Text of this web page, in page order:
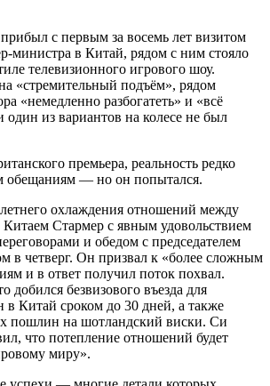
с первым за восемь лет визитом
министра в Китай, рядом с ним стояло
телевизионного игрового шоу.
«стремительный подъём», рядом
«немедленно разбогатеть» и «всё
один из вариантов на колесе не был
премьера, реальность редко
обещаниям — но он попытался.
охлаждения отношений между
Стармер с явным удовольствием
и обедом с председателем
четверг. Он призвал к «более сложным
и в ответ получил поток похвал.
добился безвизового въезда для
в Китай сроком до 30 дней, а также
пошлин на шотландский виски. Си
что потепление отношений будет
миру».